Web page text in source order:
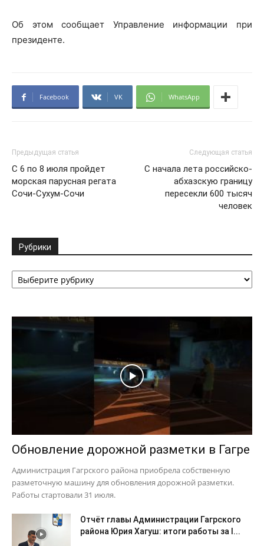
Об этом сообщает Управление информации при
президенте.
Facebook VK WhatsApp
Предыдущая статья
C 6 по 8 июля пройдет
морская парусная регата
Сочи-Сухум-Сочи
Следующая статья
С начала лета российско-
абхазскую границу
пересекли 600 тысяч
человек
Рубрики
Рубрики
Обновление дорожной разметки в Гагре
Администрация Гагрского района приобрела собственную
разметочную машину для обновления дорожной разметки.
Работы стартовали 31 июля.
Отчёт главы Администрации Гагрского
района Юрия Хагуш: итоги работы за I...